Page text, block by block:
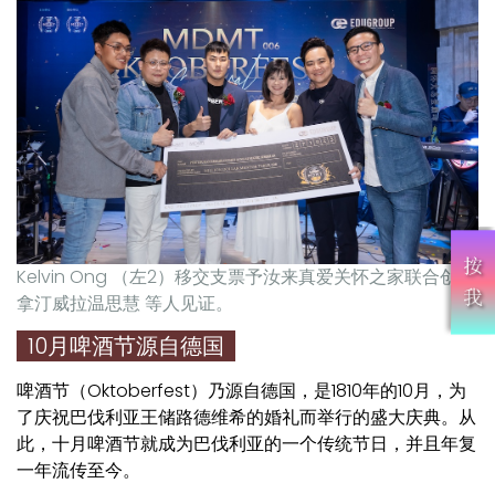
Kelvin Ong （左2）移交支票予汝来真爱关怀之家联合创办
拿汀威拉温思慧 等人见证。
10月啤酒节源自德国
啤酒节（Oktoberfest）乃源自德国，是1810年的10月，为
了庆祝巴伐利亚王储路德维希的婚礼而举行的盛大庆典。从
此，十月啤酒节就成为巴伐利亚的一个传统节日，并且年复
一年流传至今。